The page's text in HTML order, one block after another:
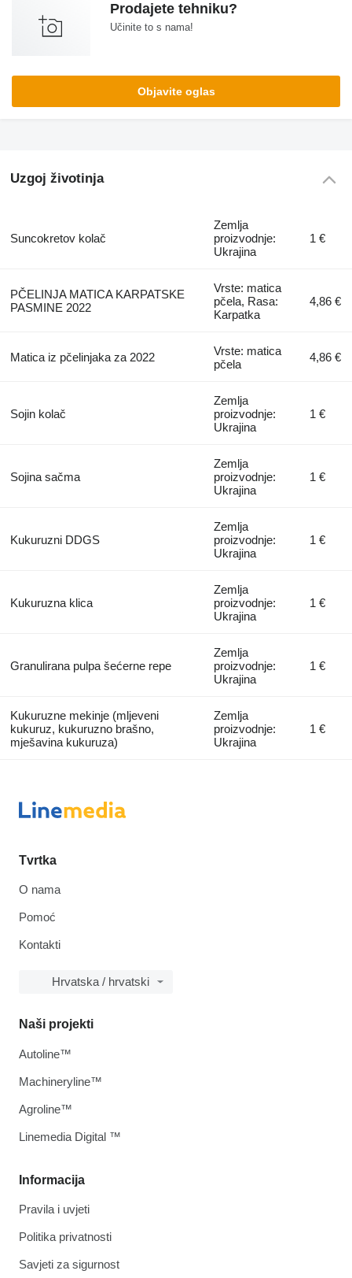
Prodajete tehniku?
Učinite to s nama!
Objavite oglas
Uzgoj životinja
Suncokretov kolač
Zemlja
proizvodnje:
Ukrajina
1 €
PČELINJA MATICA KARPATSKE
PASMINE 2022
Vrste: matica
pčela, Rasa:
Karpatka
4,86 €
Matica iz pčelinjaka za 2022
Vrste: matica
pčela
4,86 €
Sojin kolač
Zemlja
proizvodnje:
Ukrajina
1 €
Sojina sačma
Zemlja
proizvodnje:
Ukrajina
1 €
Kukuruzni DDGS
Zemlja
proizvodnje:
Ukrajina
1 €
Kukuruzna klica
Zemlja
proizvodnje:
Ukrajina
1 €
Granulirana pulpa šećerne repe
Zemlja
proizvodnje:
Ukrajina
1 €
Kukuruzne mekinje (mljeveni
kukuruz, kukuruzno brašno,
mješavina kukuruza)
Zemlja
proizvodnje:
Ukrajina
1 €
Tvrtka
O nama
Pomoć
Kontakti
Hrvatska / hrvatski
Informacija
Pravila i uvjeti
Politika privatnosti
Savjeti za sigurnost
Naši projekti
Autoline™
Machineryline™
Agroline™
Linemedia Digital ™